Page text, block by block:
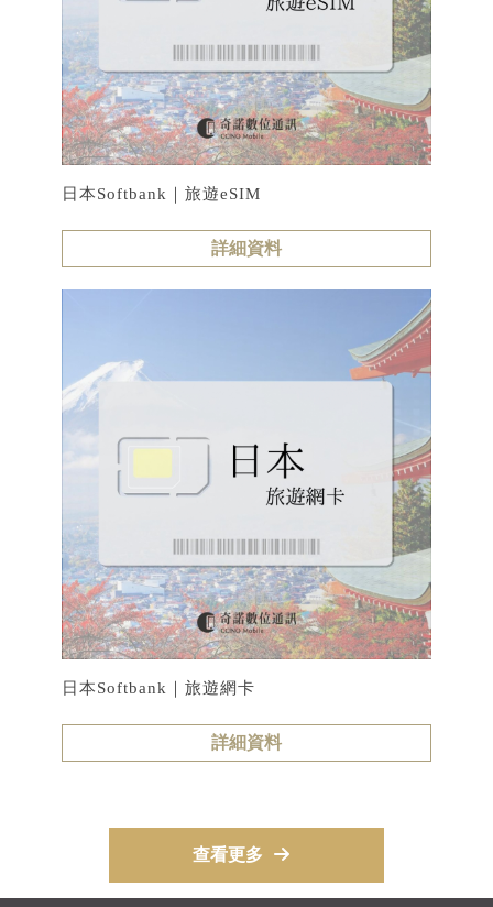
日本Softbank｜旅遊eSIM
詳細資料
日本Softbank｜旅遊網卡
詳細資料
查看更多